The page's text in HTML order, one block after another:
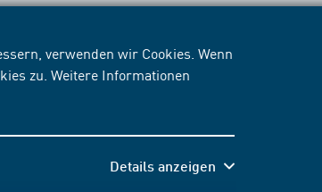
verwenden wir Cookies. Wenn
zu. Weitere Informationen
Details anzeigen